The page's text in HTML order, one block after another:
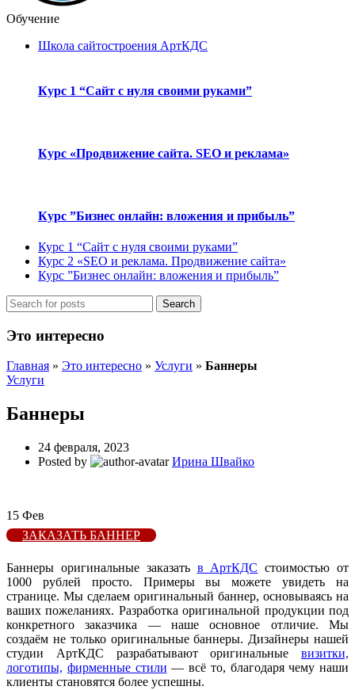
Обучение
Школа сайтостроения АртКДС
Курс 1 “Сайт с нуля своими руками”
Курс «Продвижение сайта. SEO и реклама»
Курс ”Бизнес онлайн: вложения и прибыль”
Курс 1 “Сайт с нуля своими руками”
Курс 2 «SEO и реклама. Продвижение сайта»
Курс ”Бизнес онлайн: вложения и прибыль”
Search
Это интересно
Главная » Это интересно » Услуги » Баннеры
Услуги
Баннеры
24 февраля, 2023
Posted by
Ирина Швайко
15 Фев
ЗАКАЗАТЬ БАННЕР
Баннеры оригинальные заказать в АртКДС стоимостью от
1000 рублей просто. Примеры вы можете увидеть на
странице. Мы сделаем оригинальный баннер, основываясь на
ваших пожеланиях. Разработка оригинальной продукции под
конкретного заказчика — наше основное отличие. Мы
создаём не только оригинальные баннеры. Дизайнеры нашей
студии АртКДС разрабатывают оригинальные визитки,
логотипы, фирменные стили — всё то, благодаря чему наши
клиенты становятся более успешны.